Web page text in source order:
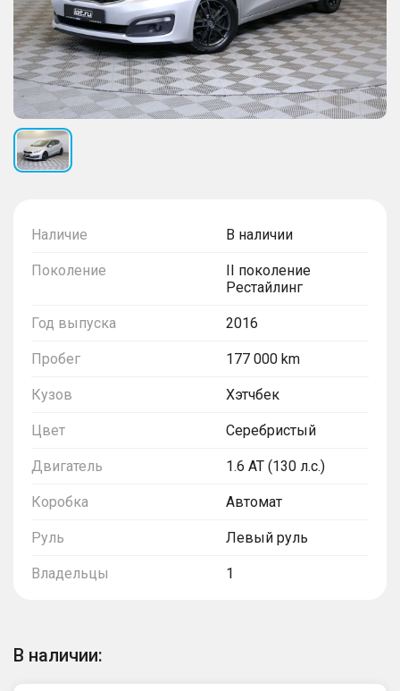
Наличие В наличии
Поколение
II поколение
Рестайлинг
Год выпуска 2016
Пробег 177 000 km
Кузов Хэтчбек
Цвет Серебристый
Двигатель 1.6 AT (130 л.с.)
Коробка Автомат
Руль Левый руль
Владельцы 1
В наличии: